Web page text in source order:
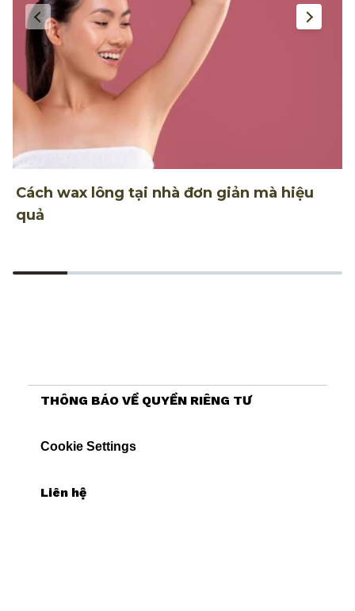
Cách wax lông tại nhà đơn giản mà hiệu
quả
THÔNG BÁO VỀ QUYỀN RIÊNG TƯ
Cookie Settings
Liên hệ